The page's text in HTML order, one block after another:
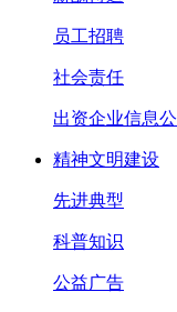
员工招聘
社会责任
出资企业信息
精神文明建设
先进典型
科普知识
公益广告